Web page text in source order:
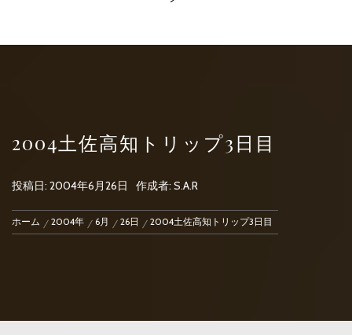
2004土佐高知トリップ3日目
投稿日: 2004年6月26日 作成者: S.A.R
ホーム 2004年 6月 26日 2004土佐高知トリップ3日目